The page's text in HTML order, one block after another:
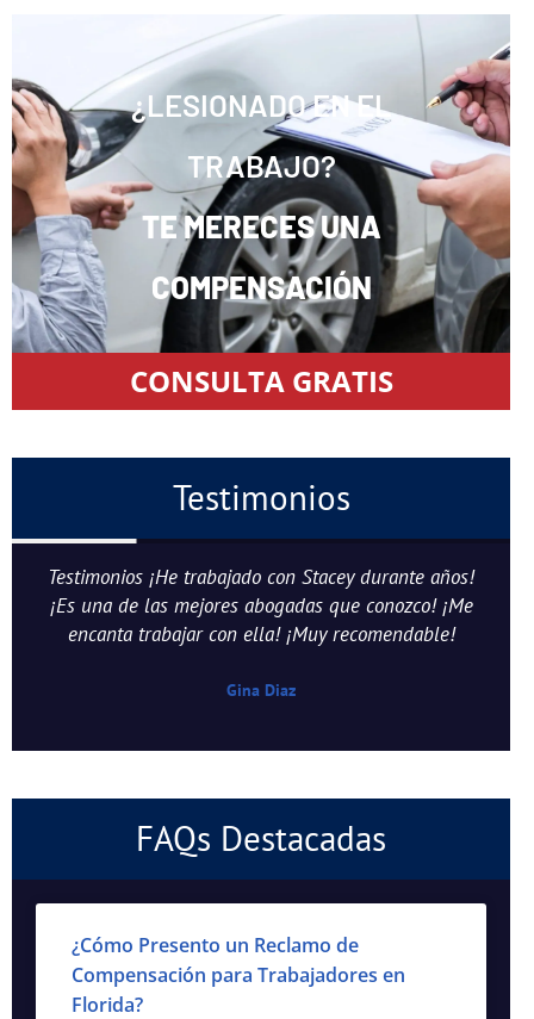
¿LESIONADO EN EL
TRABAJO?
TE MERECES UNA
COMPENSACIÓN
CONSULTA GRATIS
Testimonios
Testimonios ¡He trabajado con Stacey durante años!
¡Es una de las mejores abogadas que conozco! ¡Me
encanta trabajar con ella! ¡Muy recomendable!
Gina Diaz
FAQs Destacadas
¿Cómo Presento un Reclamo de
Compensación para Trabajadores en
Florida?